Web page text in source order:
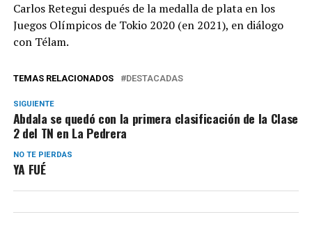
Carlos Retegui después de la medalla de plata en los
Juegos Olímpicos de Tokio 2020 (en 2021), en diálogo
con Télam.
TEMAS RELACIONADOS DESTACADAS
SIGUIENTE
Abdala se quedó con la primera clasificación de la Clase
2 del TN en La Pedrera
NO TE PIERDAS
YA FUÉ